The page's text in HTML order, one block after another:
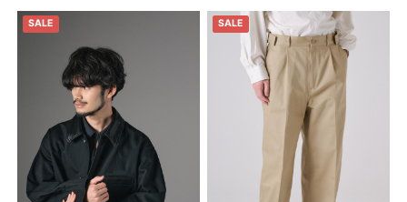
SALE SALE